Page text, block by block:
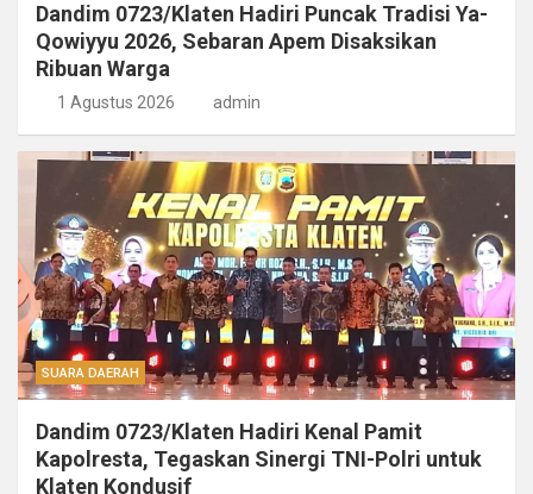
Dandim 0723/Klaten Hadiri Puncak Tradisi Ya-
Qowiyyu 2026, Sebaran Apem Disaksikan
Ribuan Warga
1 Agustus 2026 admin
SUARA DAERAH
Dandim 0723/Klaten Hadiri Kenal Pamit
Kapolresta, Tegaskan Sinergi TNI-Polri untuk
Klaten Kondusif